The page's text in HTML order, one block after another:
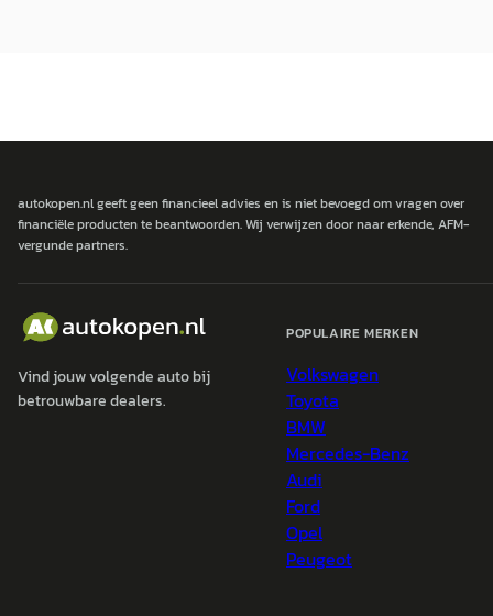
autokopen.nl geeft geen financieel advies en is niet bevoegd om vragen over
financiële producten te beantwoorden. Wij verwijzen door naar erkende, AFM-
vergunde partners.
Vind jouw volgende auto bij
betrouwbare dealers.
POPULAIRE MERKEN
Volkswagen
Toyota
BMW
Mercedes-Benz
Audi
Ford
Opel
Peugeot